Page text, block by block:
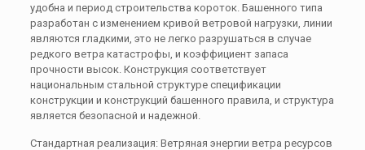
удобна и период строительства короток. Башенного типа
разработан с изменением кривой ветровой нагрузки, линии
являются гладкими, это не легко разрушаться в случае
редкого ветра катастрофы, и коэффициент запаса
прочности высок. Конструкция соответствует
национальным стальной структуре спецификации
конструкции и конструкций башенного правила, и структура
является безопасной и надежной.
Стандартная реализация: Ветряная энергии ветра ресурсов